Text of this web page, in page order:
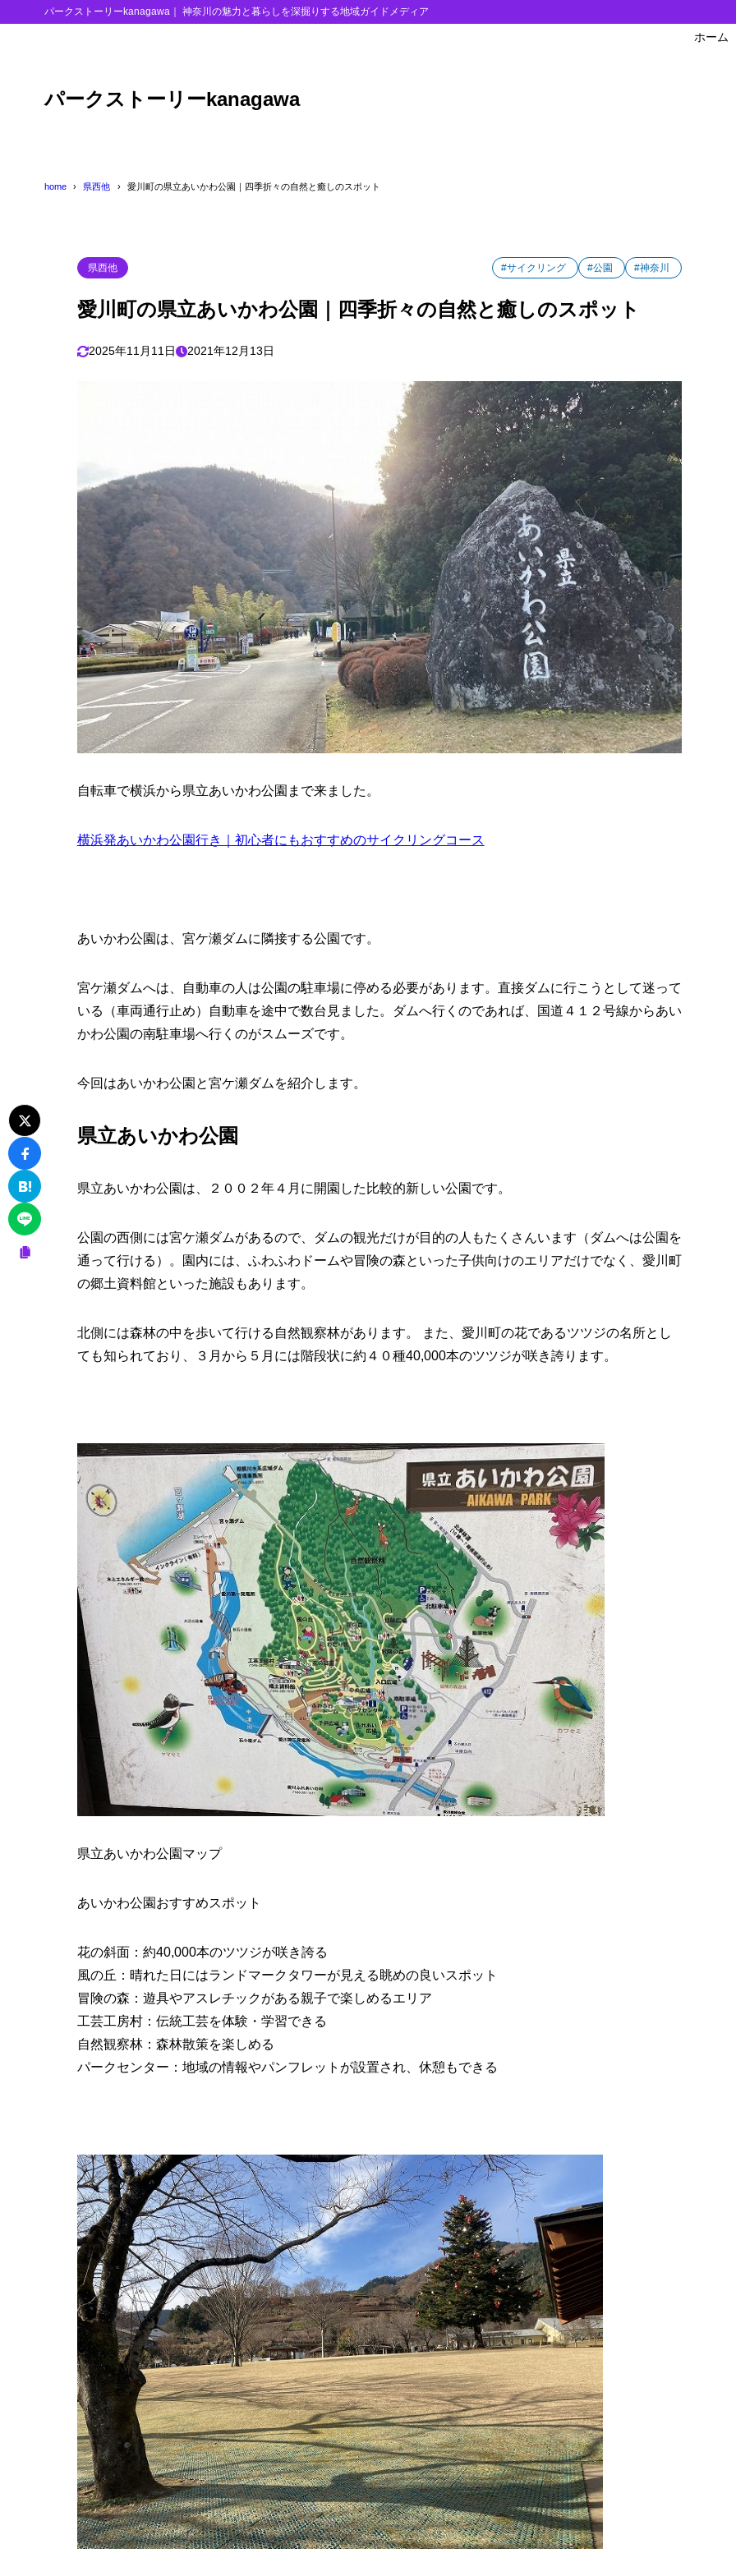
パークストーリーkanagawa｜ 神奈川の魅力と暮らしを深掘りする地域ガイドメディア
パークストーリーkanagawa
ホーム
home 県西他 愛川町の県立あいかわ公園｜四季折々の自然と癒しのスポット
県西他 #サイクリング #公園 #神奈川
愛川町の県立あいかわ公園｜四季折々の自然と癒しのスポット
2025年11月11日 2021年12月13日
自転車で横浜から県立あいかわ公園まで来ました。
横浜発あいかわ公園行き｜初心者にもおすすめのサイクリングコース
あいかわ公園は、宮ケ瀬ダムに隣接する公園です。
宮ケ瀬ダムへは、自動車の人は公園の駐車場に停める必要があります。直接ダムに行こうとして迷って
いる（車両通行止め）自動車を途中で数台見ました。ダムへ行くのであれば、国道４１２号線からあい
かわ公園の南駐車場へ行くのがスムーズです。
今回はあいかわ公園と宮ケ瀬ダムを紹介します。
県立あいかわ公園
県立あいかわ公園は、２００２年４月に開園した比較的新しい公園です。
公園の西側には宮ケ瀬ダムがあるので、ダムの観光だけが目的の人もたくさんいます（ダムへは公園を
通って行ける）。園内には、ふわふわドームや冒険の森といった子供向けのエリアだけでなく、愛川町
の郷土資料館といった施設もあります。
北側には森林の中を歩いて行ける自然観察林があります。 また、愛川町の花であるツツジの名所とし
ても知られており、３月から５月には階段状に約４０種40,000本のツツジが咲き誇ります。
県立あいかわ公園マップ
あいかわ公園おすすめスポット
花の斜面：約40,000本のツツジが咲き誇る
風の丘：晴れた日にはランドマークタワーが見える眺めの良いスポット
冒険の森：遊具やアスレチックがある親子で楽しめるエリア
工芸工房村：伝統工芸を体験・学習できる
自然観察林：森林散策を楽しめる
パークセンター：地域の情報やパンフレットが設置され、休憩もできる